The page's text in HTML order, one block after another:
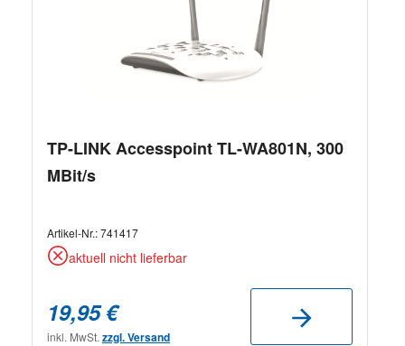
TP-LINK Accesspoint TL-WA801N, 300
MBit/s
Artikel-Nr.:741417
aktuell nicht lieferbar
19,95 €
inkl. MwSt. zzgl. Versand